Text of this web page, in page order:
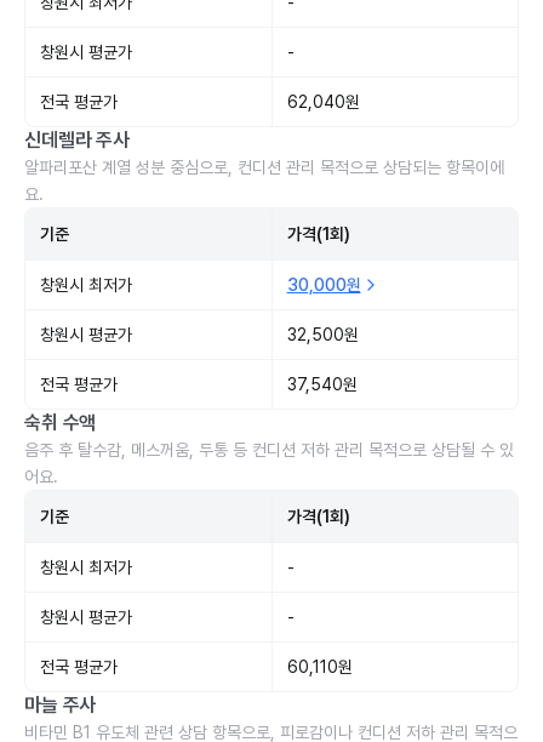
창원시 평균가 -
전국 평균가 62,040원
신데렐라 주사
알파리포산 계열 성분 중심으로, 컨디션 관리 목적으로 상담되는 항목이에
요.
기준 가격(1회)
창원시 최저가 30,000원
창원시 평균가 32,500원
전국 평균가 37,540원
숙취 수액
음주 후 탈수감, 메스꺼움, 두통 등 컨디션 저하 관리 목적으로 상담될 수 있
어요.
기준 가격(1회)
창원시 최저가 -
창원시 평균가 -
전국 평균가 60,110원
마늘 주사
비타민 B1 유도체 관련 상담 항목으로, 피로감이나 컨디션 저하 관리 목적으